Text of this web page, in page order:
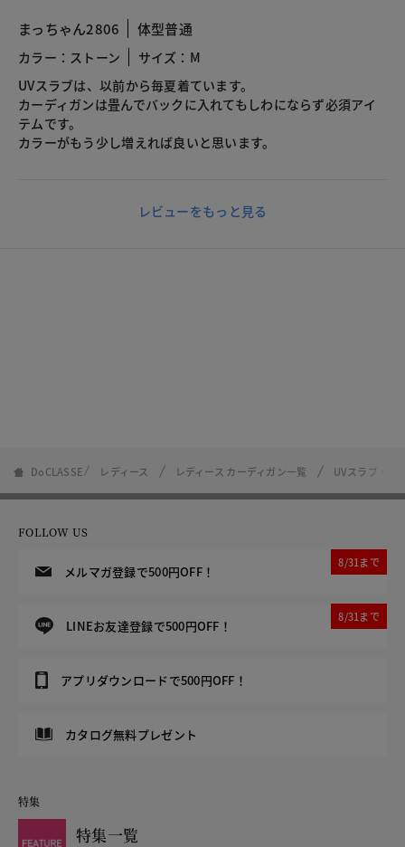
まっちゃん2806 体型普通
カラー：ストーン
サイズ：M
UVスラブは、以前から毎夏着ています。
カーディガンは畳んでバックに入れてもしわにならず必須アイ
テムです。
カラーがもう少し増えれば良いと思います。
レビューをもっと見る
DoCLASSE レディース レディース カーディガン一覧 UVスラブ・シ
FOLLOW US
メルマガ登録で500円OFF！
8/31まで
LINEお友達登録で500円OFF！
8/31まで
アプリダウンロードで500円OFF！
カタログ無料プレゼント
特集
特集一覧